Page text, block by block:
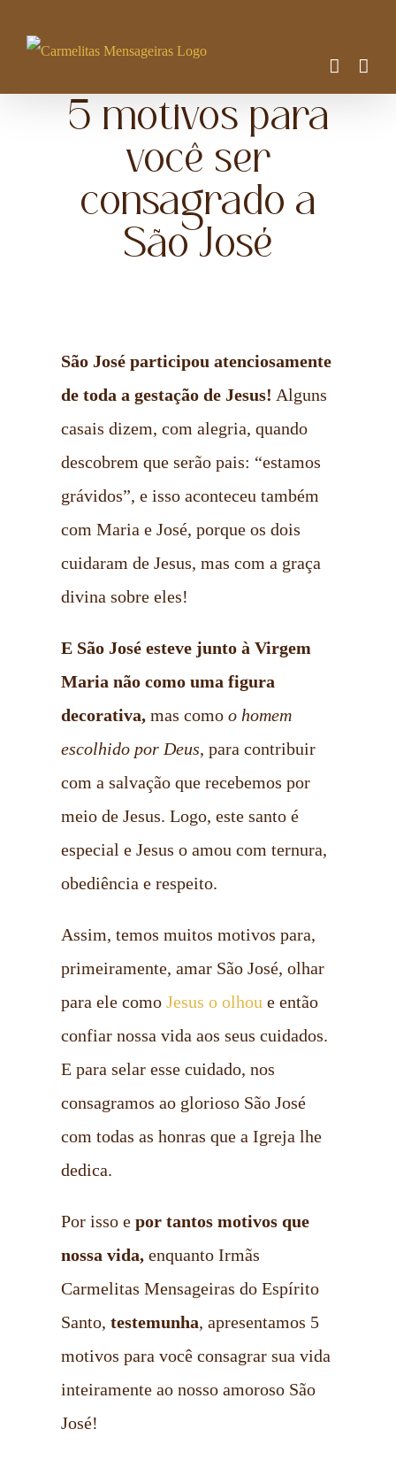
5 motivos para
você ser
consagrado a
São José
São José participou atenciosamente
de toda a gestação de Jesus! Alguns
casais dizem, com alegria, quando
descobrem que serão pais: “estamos
grávidos”, e isso aconteceu também
com Maria e José, porque os dois
cuidaram de Jesus, mas com a graça
divina sobre eles!
E São José esteve junto à Virgem
Maria não como uma figura
decorativa,mas como o homem
escolhido por Deus, para contribuir
com a salvação que recebemos por
meio de Jesus. Logo, este santo é
especial e Jesus o amou com ternura,
obediência e respeito.
Assim, temos muitos motivos para,
primeiramente, amar São José, olhar
para ele como Jesus o olhou e então
confiar nossa vida aos seus cuidados.
E para selar esse cuidado, nos
consagramos ao glorioso São José
com todas as honras que a Igreja lhe
dedica.
Por isso e por tantos motivos que
nossa vida,enquanto Irmãs
Carmelitas Mensageiras do Espírito
Santo, testemunha, apresentamos 5
motivos para você consagrar sua vida
inteiramente ao nosso amoroso São
José!